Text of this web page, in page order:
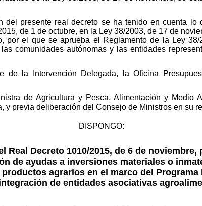
del presente real decreto se ha tenido en cuenta
de 1 de octubre, en la Ley 38/2003, de 17 de
por el que se aprueba el Reglamento de la Ley
comunidades autónomas y las entidades
de la Intervención Delegada, la Oficina
de Agricultura y Pesca, Alimentación y Medio
y previa deliberación del Consejo de Ministros en su
DISPONGO:
Real Decreto 1010/2015, de 6 de
de ayudas a inversiones materiales o
agrarios en el marco del Programa
de entidades asociativas